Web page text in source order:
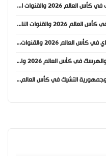
موعد مباراة البرازيل والمغرب في كأس العالم 2026 والقنوات الناقلة
موعد مباراة قطر وسويسرا في كأس العالم 2026 والقنوات الناقلة
موعد مباراة أمريكا والباراغواي في كأس العالم 2026 والقنوات الناقلة
موعد مباراة كندا والبوسنة والهرسك في كأس العالم 2026 والقنوات الناقلة
موعد مباراة كوريا الجنوبية وجمهورية التشيك في كأس العالم 2026 والقنوات الناقلة